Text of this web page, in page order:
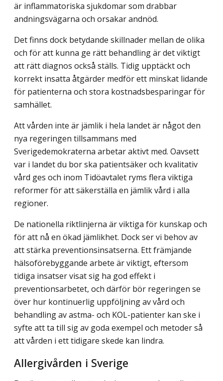
är inflammatoriska sjukdomar som drabbar
andningsvägarna och orsakar andnöd.
Det finns dock betydande skillnader mellan de olika
och för att kunna ge rätt behand­ling är det viktigt
att rätt diagnos också ställs. Tidig upptäckt och
korrekt insatta åtgärder medför ett minskat lidande
för patienterna och stora kostnadsbesparingar för
samhället.
Att vården inte är jämlik i hela landet är något den
nya regeringen tillsammans med
Sverigedemokraterna arbetar aktivt med. Oavsett
var i landet du bor ska patientsäker och kvalitativ
vård ges och inom Tidöavtalet ryms flera viktiga
reformer för att säker­ställa en jämlik vård i alla
regioner.
De nationella riktlinjerna är viktiga för kunskap och
för att nå en ökad jämlikhet. Dock ser vi behov av
att stärka preventionsinsatserna. Ett främjande
hälsoförebyggande arbete är viktigt, eftersom
tidiga insatser visat sig ha god effekt i
preventionsarbetet, och därför bör regeringen se
över hur kontinuerlig uppföljning av vård och
behandling av astma- och KOL-patienter kan ske i
syfte att ta till sig av goda exempel och metoder så
att vården i ett tidigare skede kan lindra.
Allergivården i Sverige